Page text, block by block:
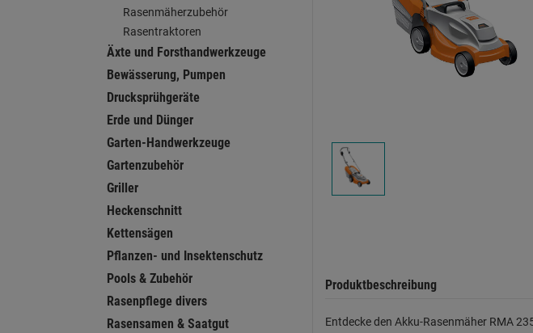
Rasenmäherzubehör
Rasentraktoren
Äxte und Forsthandwerkzeuge
Bewässerung, Pumpen
Drucksprühgeräte
Erde und Dünger
Garten-Handwerkzeuge
Gartenzubehör
Griller
Heckenschnitt
Kettensägen
Pflanzen- und Insektenschutz
Pools & Zubehör
Rasenpflege divers
Rasensamen & Saatgut
Produktbeschreibung
Entdecke den Akku-Rasenmäher RMA